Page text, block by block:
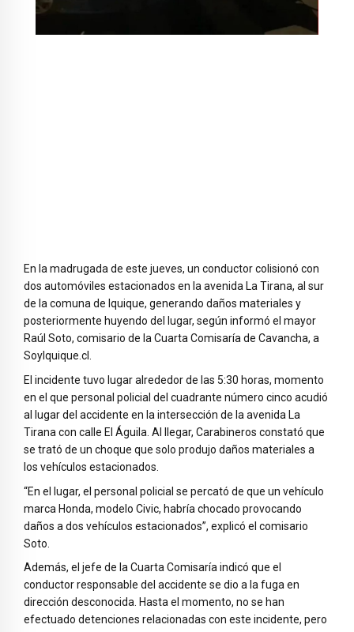
En la madrugada de este jueves, un conductor colisionó con
dos automóviles estacionados en la avenida La Tirana, al sur
de la comuna de Iquique, generando daños materiales y
posteriormente huyendo del lugar, según informó el mayor
Raúl Soto, comisario de la Cuarta Comisaría de Cavancha, a
SoyIquique.cl.
El incidente tuvo lugar alrededor de las 5:30 horas, momento
en el que personal policial del cuadrante número cinco acudió
al lugar del accidente en la intersección de la avenida La
Tirana con calle El Águila. Al llegar, Carabineros constató que
se trató de un choque que solo produjo daños materiales a
los vehículos estacionados.
“En el lugar, el personal policial se percató de que un vehículo
marca Honda, modelo Civic, habría chocado provocando
daños a dos vehículos estacionados”, explicó el comisario
Soto.
Además, el jefe de la Cuarta Comisaría indicó que el
conductor responsable del accidente se dio a la fuga en
dirección desconocida. Hasta el momento, no se han
efectuado detenciones relacionadas con este incidente, pero